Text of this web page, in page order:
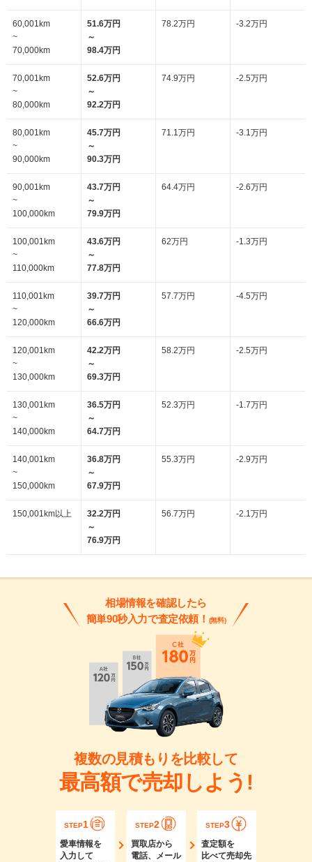
60,001km
~
70,000km
51.6万円
～
98.4万円
78.2万円 -3.2万円
70,001km
~
80,000km
52.6万円
～
92.2万円
74.9万円 -2.5万円
80,001km
~
90,000km
45.7万円
～
90.3万円
71.1万円 -3.1万円
90,001km
~
100,000km
43.7万円
～
79.9万円
64.4万円 -2.6万円
100,001km
~
110,000km
43.6万円
～
77.8万円
62万円 -1.3万円
110,001km
~
120,000km
39.7万円
～
66.6万円
57.7万円 -4.5万円
120,001km
~
130,000km
42.2万円
～
69.3万円
58.2万円 -2.5万円
130,001km
~
140,000km
36.5万円
～
64.7万円
52.3万円 -1.7万円
140,001km
~
150,000km
36.8万円
～
67.9万円
55.3万円 -2.9万円
150,001km以上
32.2万円
～
76.9万円
56.7万円 -2.1万円
相場情報を確認したら
簡単90秒入力で査定依頼！ (無料)
複数の見積もりを比較して
最高額で売却しよう!
STEP1
愛車情報を
入力して
STEP2
買取店から
電話、メール
STEP3
査定額を
比べて売却先